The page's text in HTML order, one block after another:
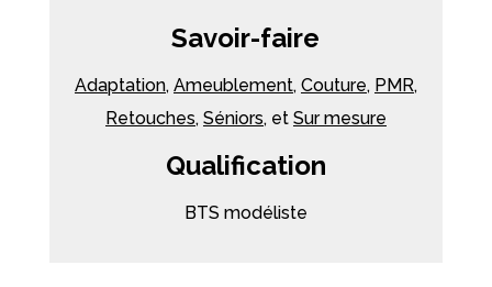
Savoir-faire
Adaptation, Ameublement, Couture, PMR,
Retouches, Séniors, et Sur mesure
Qualification
BTS modéliste